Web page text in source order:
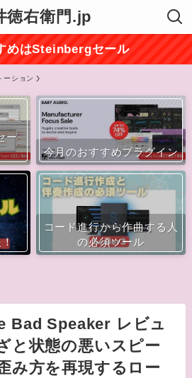
徳右衛門.jp
めはSteinbergセール
ーション
ー
今月のおすすめプラグイン
コード進行から作曲する人
の必須ツール
Bad Speaker レビュ
と状態の悪いスピー
み方を再現するロー